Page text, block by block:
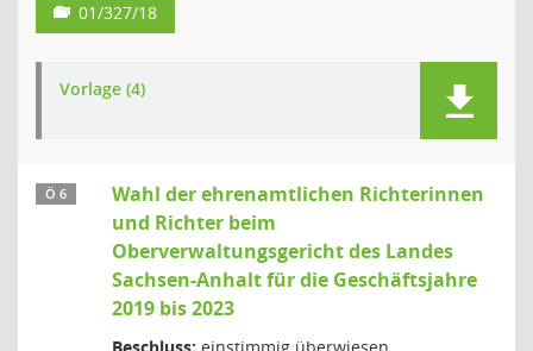
01/327/18
Vorlage (4)
Ö 6
Wahl der ehrenamtlichen Richterinnen
und Richter beim
Oberverwaltungsgericht des Landes
Sachsen-Anhalt für die Geschäftsjahre
2019 bis 2023